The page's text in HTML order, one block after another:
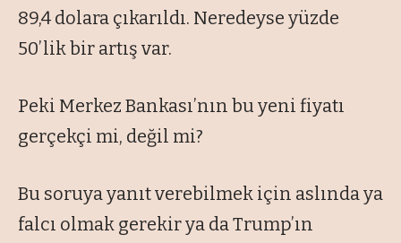
89,4 dolara çıkarıldı. Neredeyse yüzde
50’lik bir artış var.
Peki Merkez Bankası’nın bu yeni fiyatı
gerçekçi mi, değil mi?
Bu soruya yanıt verebilmek için aslında ya
falcı olmak gerekir ya da Trump’ın